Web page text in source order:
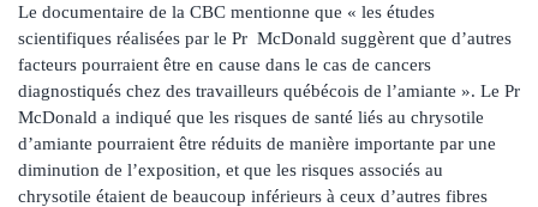
Le documentaire de la CBC mentionne que « les études
scientifiques réalisées par le Pr McDonald suggèrent que d’autres
facteurs pourraient être en cause dans le cas de cancers
diagnostiqués chez des travailleurs québécois de l’amiante ». Le Pr
McDonald a indiqué que les risques de santé liés au chrysotile
d’amiante pourraient être réduits de manière importante par une
diminution de l’exposition, et que les risques associés au
chrysotile étaient de beaucoup inférieurs à ceux d’autres fibres